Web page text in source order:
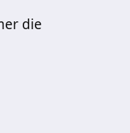
die